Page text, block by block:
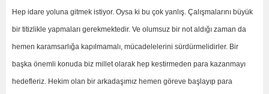
Hep idare yoluna gitmek istiyor. Oysa ki bu çok yanlış. Çalışmalarını büyük
bir titizlikle yapmaları gerekmektedir. Ve olumsuz bir not aldığı zaman da
hemen karamsarlığa kapılmamalı, mücadelelerini sürdürmelidirler. Bir
başka önemli konuda biz millet olarak hep kestirmeden para kazanmayı
hedefleriz. Hekim olan bir arkadaşımız hemen göreve başlayıp para